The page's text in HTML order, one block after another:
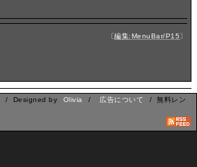
〔編集:MenuBar/P15〕
/ Designed by Olivia / 広告について
/ 無料レン